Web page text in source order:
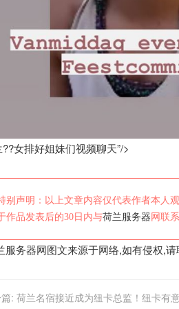
女排好姐妹们视频聊天”/>
别声明：以上文章内容仅代表作者本人
作品发表后的30日内与荷兰服务器 网联系
服务器网图文来源于网络,如有侵权,
篇: 荷兰名宿接近成为纽卡总监！纽卡有